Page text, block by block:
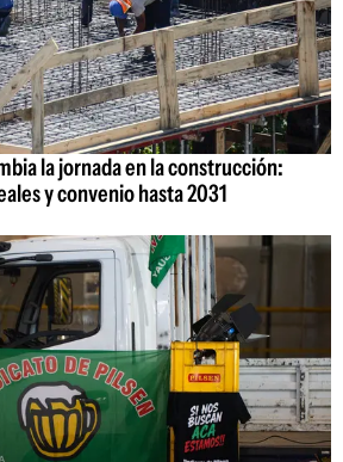
la jornada en la construcción:
y convenio hasta 2031